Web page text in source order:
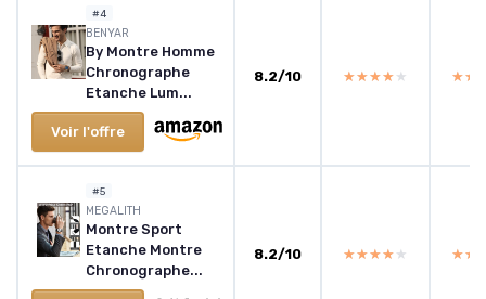
#4
BENYAR
By Montre Homme
Chronographe
Etanche Lum...
Voir l'offre
8.2/10 ★★★★★
★★★★★
#5
MEGALITH
Montre Sport
Etanche Montre
Chronographe...
8.2/10 ★★★★★
★★★★★